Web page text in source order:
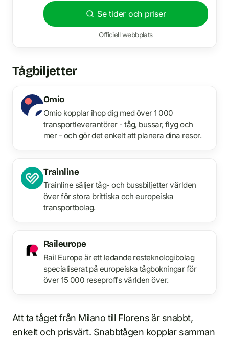
Se tider och priser
Officiell webbplats
Tågbiljetter
Omio
Omio kopplar ihop dig med över 1 000
transportleverantörer - tåg, bussar, flyg och
mer - och gör det enkelt att planera dina resor.
Trainline
Trainline säljer tåg- och bussbiljetter världen
över för stora brittiska och europeiska
transportbolag.
Raileurope
Rail Europe är ett ledande resteknologibolag
specialiserat på europeiska tågbokningar för
över 15 000 reseproffs världen över.
Att ta tåget från Milano till Florens är snabbt,
enkelt och prisvärt. Snabbtågen kopplar samman